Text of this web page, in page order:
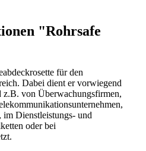
"Rohrsafe
für den
Dabei dient er vorwiegend
z.B. von Überwachungsfirmen,
Dienstleistungs- und
oder bei